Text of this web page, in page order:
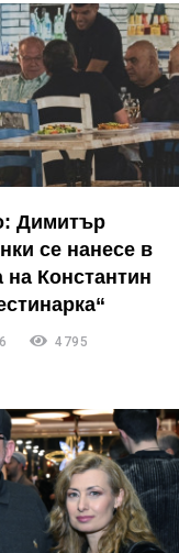
Димитър
се нанесе в
на Константин
4795